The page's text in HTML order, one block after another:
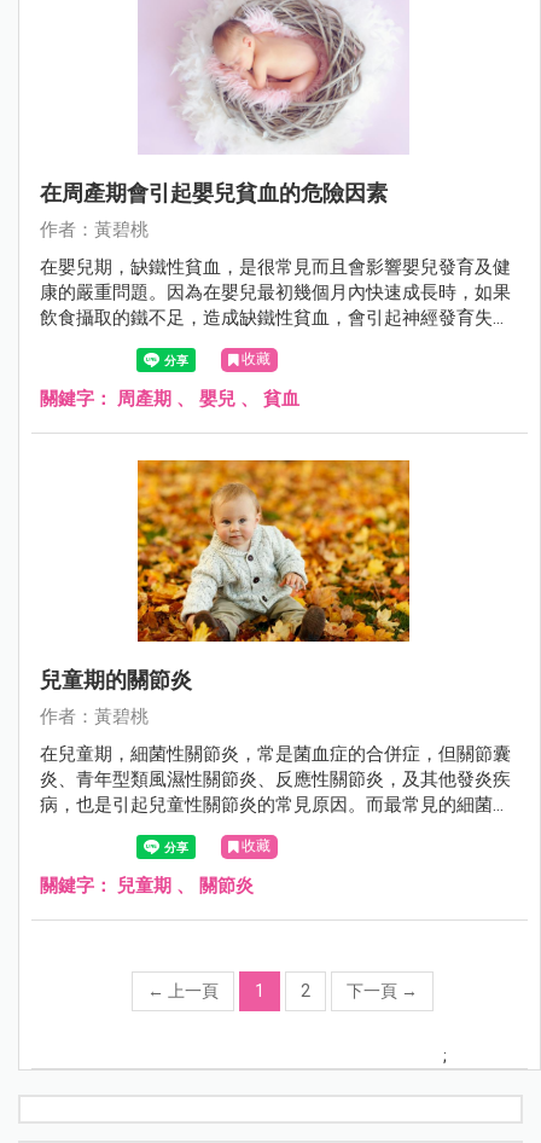
在周產期會引起嬰兒貧血的危險因素
作者：黃碧桃
在嬰兒期，缺鐵性貧血，是很常見而且會影響嬰兒發育及健
康的嚴重問題。因為在嬰兒最初幾個月內快速成長時，如果
飲食攝取的鐵不足，造成缺鐵性貧血，會引起神經發育失
調，造成長期認知，運動功能及行為發育的不良，甚至事後
補充鐵劑，也不能完全矯正失調的功能。所以，在周產期是
什麼危險因素，造成嬰兒缺鐵性貧血，值得探討。
收藏
關鍵字： 周產期 、 嬰兒 、 貧血
兒童期的關節炎
作者：黃碧桃
在兒童期，細菌性關節炎，常是菌血症的合併症，但關節囊
炎、青年型類風濕性關節炎、反應性關節炎，及其他發炎疾
病，也是引起兒童性關節炎的常見原因。而最常見的細菌性
關節炎，必須抽血或抽關節液培養，才能找到病原菌，故常
常無法及早正確診斷。
收藏
關鍵字： 兒童期 、 關節炎
← 上一頁 1 2 下一頁 →
;